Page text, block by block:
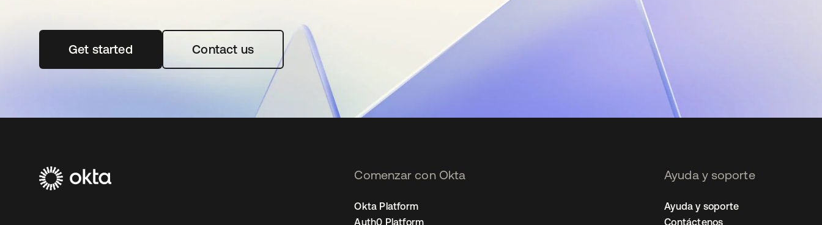
Get startedse abre en una pestaña nueva
Contact us
Comenzar con Okta
Okta Platform
Auth0 Platform
Ayuda y soporte
Ayuda y soporte
Contáctenos